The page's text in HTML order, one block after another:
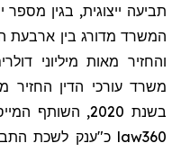
משרד עורכי הדין החזיר
בשנת 2020, השותף המייסד לורנס רוזן הוכרז על ידי חברת
law360 כ"ענק לשכת